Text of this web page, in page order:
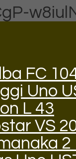
FC
Uno
L 43
VS
2